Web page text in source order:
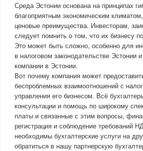
Среда Эстонии основана на принципах
благоприятным экономическим
ценовые преимущества. Инвесторам,
следует помнить о том, что их бизнесу
Это может быть сложно, особенно для
в налоговом законодательстве Эстонии
компании в Эстонии.
Вот почему компания может
беспроблемных взаимоотношений с
управления его бизнесом. Всё
консультации и помощь по широкому
платы и связанные с этим вопросы,
регистрация и соблюдение требований
необходимы бухгалтерские услуги на
обратиться в нашу партнерскую